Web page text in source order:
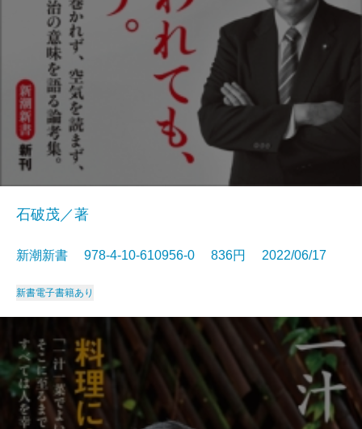
石破茂／著
新潮新書 978-4-10-610956-0 836円 2022/06/17
新書電子書籍あり